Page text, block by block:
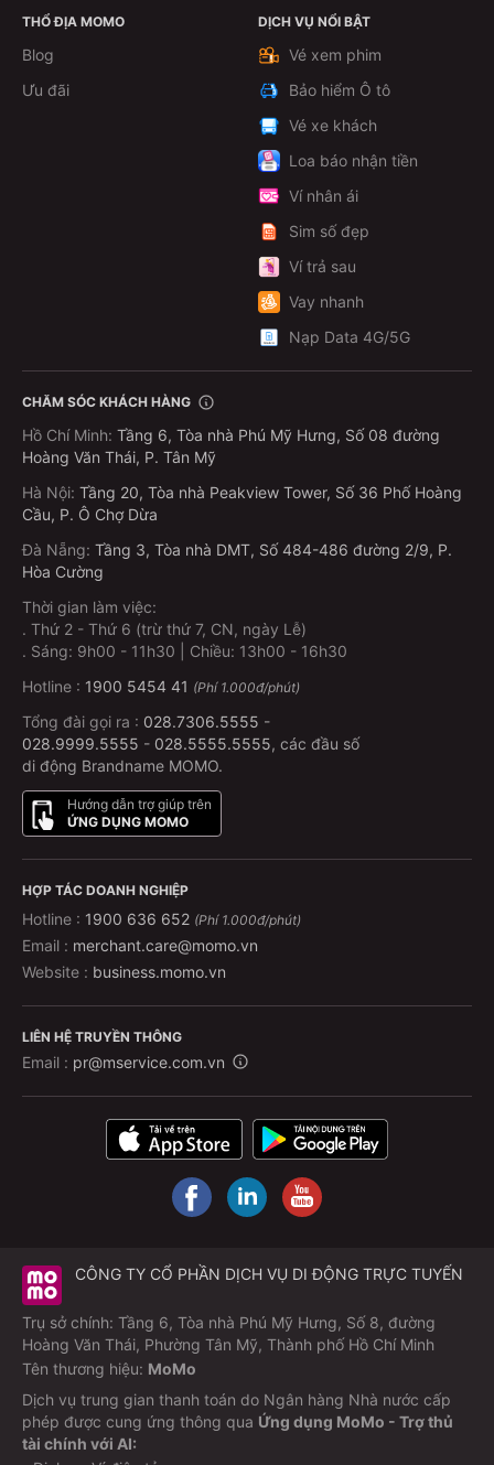
Xem chi tiết
THỔ ĐỊA MOMO
Blog
Ưu đãi
DỊCH VỤ NỔI BẬT
Vé xem phim
Bảo hiểm Ô tô
Vé xe khách
Loa báo nhận tiền
Ví nhân ái
Sim số đẹp
Ví trả sau
Vay nhanh
Nạp Data 4G/5G
CHĂM SÓC KHÁCH HÀNG
Hồ Chí Minh: Tầng 6, Tòa nhà Phú Mỹ Hưng, Số 08 đường
Hoàng Văn Thái, P. Tân Mỹ
Hà Nội: Tầng 20, Tòa nhà Peakview Tower, Số 36 Phố Hoàng
Cầu, P. Ô Chợ Dừa
Đà Nẵng: Tầng 3, Tòa nhà DMT, Số 484-486 đường 2/9, P.
Hòa Cường
Thời gian làm việc:
. Thứ 2 - Thứ 6 (trừ thứ 7, CN, ngày Lễ)
. Sáng: 9h00 - 11h30 | Chiều: 13h00 - 16h30
Hotline : 1900 5454 41 (Phí 1.000đ/phút)
Tổng đài gọi ra : 028.7306.5555 -
028.9999.5555 - 028.5555.5555, các đầu số
di động Brandname MOMO.
Hướng dẫn trợ giúp trên
ỨNG DỤNG MOMO
HỢP TÁC DOANH NGHIỆP
Hotline : 1900 636 652 (Phí 1.000đ/phút)
Email : merchant.care@momo.vn
Website : business.momo.vn
LIÊN HỆ TRUYỀN THÔNG
Email : pr@mservice.com.vn
CÔNG TY CỔ PHẦN DỊCH VỤ DI ĐỘNG TRỰC TUYẾN
Trụ sở chính: Tầng 6, Tòa nhà Phú Mỹ Hưng, Số 8, đường
Hoàng Văn Thái, Phường Tân Mỹ, Thành phố Hồ Chí Minh
Tên thương hiệu: MoMo
Dịch vụ trung gian thanh toán do Ngân hàng Nhà nước cấp
phép được cung ứng thông qua Ứng dụng MoMo - Trợ thủ
tài chính với AI: